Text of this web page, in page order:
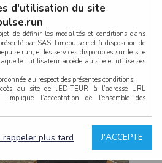
d'utilisation du site
de définir les modalités et conditions dans
par SAS Timepulse,met à disposition de
et les services disponibles sur le site
l’utilisateur accède au site et utilise ses
au respect des présentes conditions.
au site de l’EDITEUR à l’adresse URL
l’acceptation de l’ensemble des
par quelque procédé que ce
et par écrit de Fourcherot Mickael et/ou de ses
J'ACCEPTE
rappeler plus tard